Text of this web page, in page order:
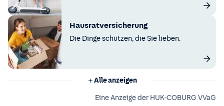
Hausratversicherung
Die Dinge schützen, die Sie lieben.
Alle anzeigen
Eine Anzeige der HUK-COBURG VVaG